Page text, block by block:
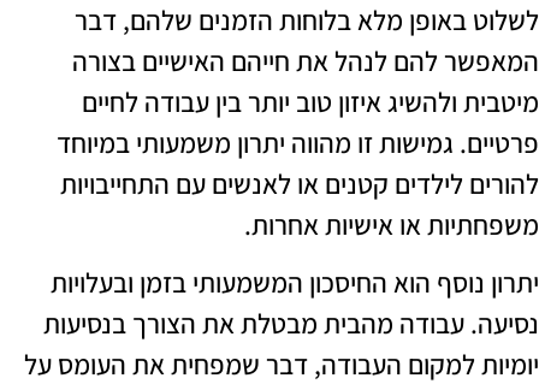
מלא בלוחות הזמנים שלהם, דבר
להם לנהל את חייהם האישיים בצורה
איזון טוב יותר בין עבודה לחיים
גמישות זו מהווה יתרון משמעותי במיוחד
לילדים קטנים או לאנשים עם התחייבויות
או אישיות אחרות.
הוא החיסכון המשמעותי בזמן ובעלויות
עבודה מהבית מבטלת את הצורך בנסיעות
למקום העבודה, דבר שמפחית את העומס על